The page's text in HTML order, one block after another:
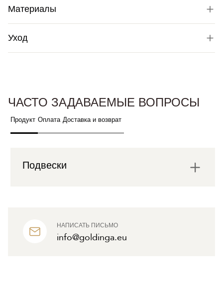
Материалы
Уход
НАПИСАТЬ ПИСЬМО
info@goldinga.eu
ЧАСТО ЗАДАВАЕМЫЕ ВОПРОСЫ
Продукт Оплата Доставка и возврат
Подвески